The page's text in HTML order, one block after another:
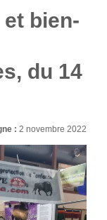
bien-
du 14
:2 novembre 2022